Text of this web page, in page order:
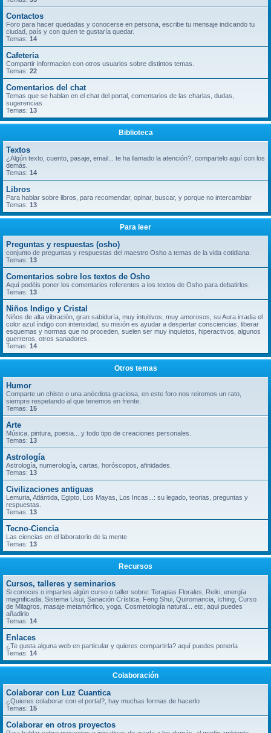
Contactos
Foro para hacer quedadas y conocerse en persona, escribe tu mensaje indicando tu
ciudad, país y con quien te gustaría quedar.
Temas: 14
Cafeteria
Compartir informacion con otros usuarios sobre distintos temas.
Temas: 22
Comentarios del chat
Temas que se hablan en el chat del portal, comentarios de las charlas, dudas,
sugerencias
Temas: 13
Biblioteca
Textos
¿Algún texto, cuento, pasaje, email... te ha llamado la atención?, compartelo aquí con los
demás.
Temas: 14
Libros
Para hablar sobre libros, para recomendar, opinar, buscar, y porque no intercambiar
Temas: 13
Para leer
Preguntas y respuestas (osho)
conjunto de preguntas y respuestas del maestro Osho a temas de la vida cotidiana.
Temas: 13
Comentarios sobre los textos de Osho
Aquí podéis poner los comentarios referentes a los textos de Osho para debatirlos.
Temas: 13
Niños Indigo y Cristal
Niños de alta vibración, gran sabiduría, muy intuitivos, muy amorosos, su Aura irradia el
color azul índigo con intensidad, su misión es ayudar a despertar consciencias, liberar
esquemas y normas que no proceden, suelen ser muy inquietos, hiperactivos, algunos
guerreros, otros sanadores.
Temas: 14
Otros temas
Humor
Comparte un chiste o una anécdota graciosa, en este foro nos reiremos un rato,
siempre respetando al que tenemos en frente.
Temas: 15
Arte
Música, pintura, poesia... y todo tipo de creaciones personales.
Temas: 13
Astrología
Astrología, numerología, cartas, horóscopos, afinidades.
Temas: 13
Civilizaciones antiguas
Lemuria, Atlántida, Egipto, Los Mayas, Los Incas...: su legado, teorias, preguntas y
respuestas.
Temas: 13
Tecno-Ciencia
Las ciencias en el laboratorio de la mente
Temas: 13
Recursos
Cursos, talleres y seminarios
Si conoces o impartes algún curso o taller sobre: Terapias Florales, Reiki, energía
magnificada, Sistema Usui, Sanación Crística, Feng Shui, Quiromancia, Iching, Curso
de Milagros, masaje metamórfico, yoga, Cosmetología natural... etc, aqui puedes
añadirlo
Temas: 14
Enlaces
¿Te gusta alguna web en particular y quieres compartirla? aquí puedes ponerla
Temas: 14
Colaboración
Colaborar con Luz Cuantica
¿Quieres colaborar con el portal?, hay muchas formas de hacerlo
Temas: 15
Colaborar en otros proyectos